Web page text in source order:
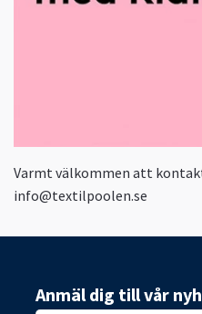
Varmt välkommen att
info@textilpoolen.se
Anmäl dig till vår